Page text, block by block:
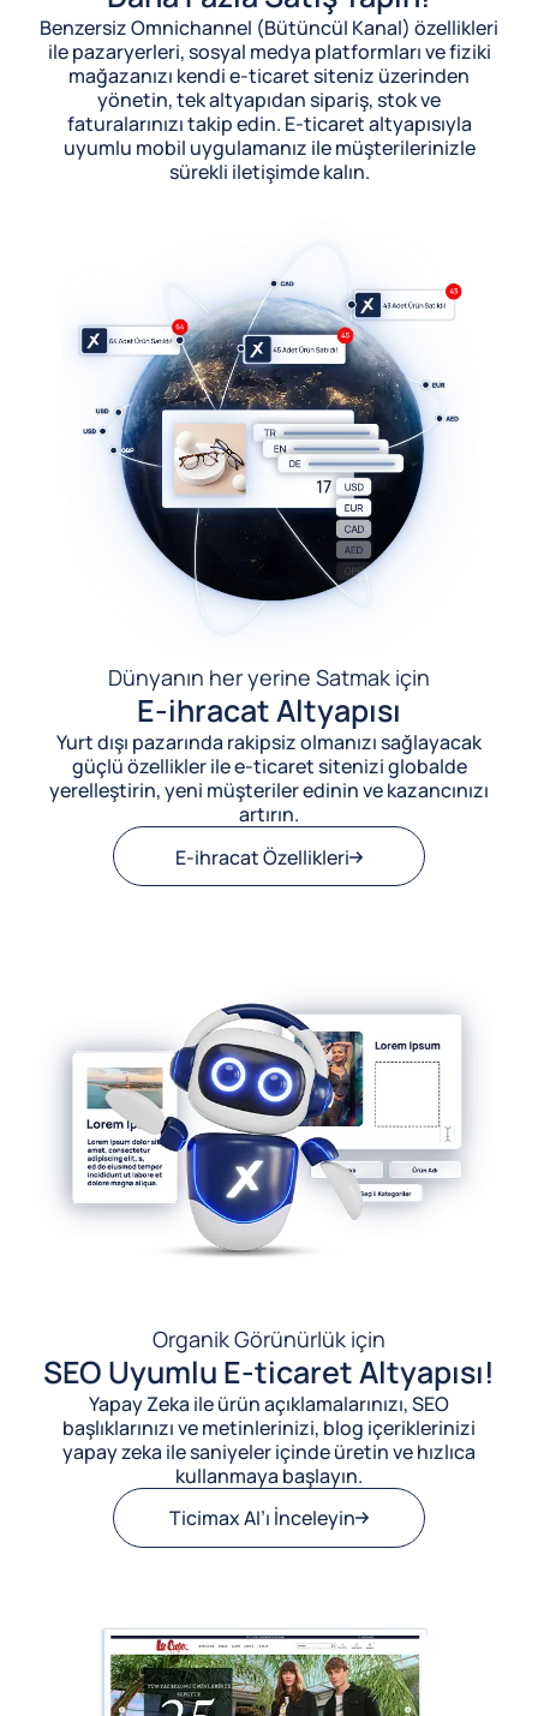
Benzersiz Omnichannel (Bütüncül Kanal) özellikleri
ile pazaryerleri, sosyal medya platformları ve fiziki
mağazanızı kendi e-ticaret siteniz üzerinden
yönetin, tek altyapıdan sipariş, stok ve
faturalarınızı takip edin. E-ticaret altyapısıyla
uyumlu mobil uygulamanız ile müşterilerinizle
sürekli iletişimde kalın.
Dünyanın her yerine Satmak için
E-ihracat Altyapısı
Yurt dışı pazarında rakipsiz olmanızı sağlayacak
güçlü özellikler ile e-ticaret sitenizi globalde
yerelleştirin, yeni müşteriler edinin ve kazancınızı
artırın.
E-ihracat Özellikleri
Organik Görünürlük için
SEO Uyumlu E-ticaret Altyapısı!
Yapay Zeka ile ürün açıklamalarınızı, SEO
başlıklarınızı ve metinlerinizi, blog içeriklerinizi
yapay zeka ile saniyeler içinde üretin ve hızlıca
kullanmaya başlayın.
Ticimax AI’ı İnceleyin